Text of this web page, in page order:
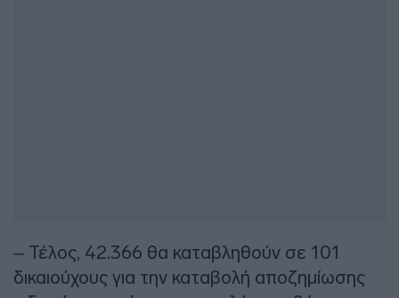
– Τέλος, 42.366 θα καταβληθούν σε 101
δικαιούχους για την καταβολή αποζημίωσης